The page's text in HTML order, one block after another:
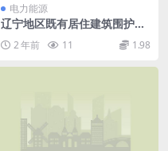
电力能源
辽宁地区既有居住建筑围护结
2 年前 11 1.98